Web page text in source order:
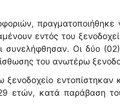
εντός του
Οι δύο (02)
του ανωτέρω
ετών, κατά παράβαση